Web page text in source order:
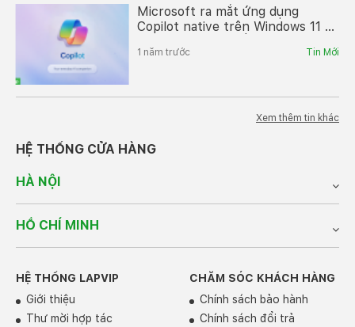
Microsoft ra mắt ứng dụng
Copilot native trên Windows 11 –
hữu ích, hỗ trợ AI thông minh
1 năm trước Tin Mới
Xem thêm tin khác
HỆ THỐNG CỬA HÀNG
HÀ NỘI
HỒ CHÍ MINH
HỆ THỐNG LAPVIP
Giới thiệu
Thư mời hợp tác
CHĂM SÓC KHÁCH HÀNG
Chính sách bảo hành
Chính sách đổi trả